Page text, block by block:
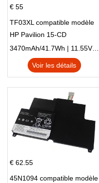
€ 55
TF03XL compatible modèle
HP Pavilion 15-CD
3470mAh/41.7Wh | 11.55V | Li-ion ...
Voir les détails
€ 62.55
45N1094 compatible modèle